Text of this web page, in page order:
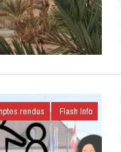
rendus Flash Info